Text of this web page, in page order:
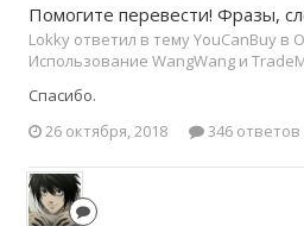
Помогите перевести! Фразы,
Lokky ответил в тему YouCanBuy в
Использование WangWang и
Спасибо.
26 октября, 2018
346 ответов